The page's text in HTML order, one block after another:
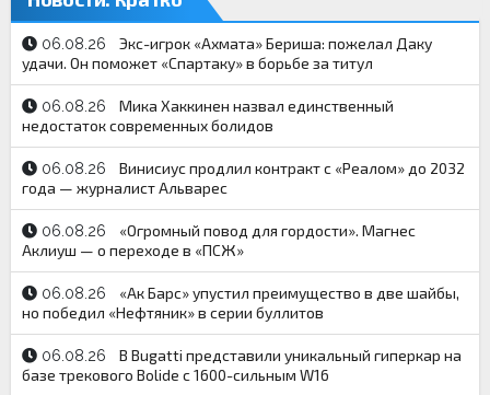
06.08.26
Экс-игрок «Ахмата» Бериша: пожелал Даку
удачи. Он поможет «Спартаку» в борьбе за титул
06.08.26
Мика Хаккинен назвал единственный
недостаток современных болидов
06.08.26
Винисиус продлил контракт с «Реалом» до 2032
года — журналист Альварес
06.08.26
«Огромный повод для гордости». Магнес
Аклиуш — о переходе в «ПСЖ»
06.08.26
«Ак Барс» упустил преимущество в две шайбы,
но победил «Нефтяник» в серии буллитов
06.08.26
В Bugatti представили уникальный гиперкар на
базе трекового Bolide с 1600-сильным W16